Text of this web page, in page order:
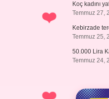
Koç kadını
Temmuz 27,
Kebirzade
Temmuz 25,
50.000 Lira
Temmuz 24,